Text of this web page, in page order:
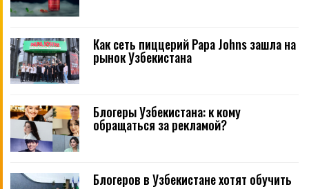
Как сеть пиццерий Papa Johns зашла на
рынок Узбекистана
Блогеры Узбекистана: к кому
обращаться за рекламой?
Блогеров в Узбекистане хотят обучить